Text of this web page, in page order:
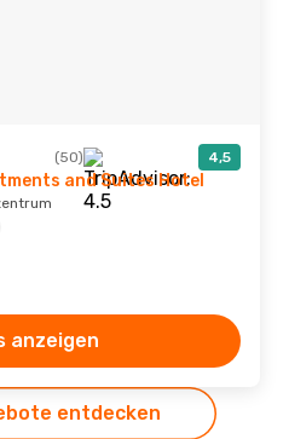
(50) 4,5
and Suites Hotel
anzeigen
entdecken